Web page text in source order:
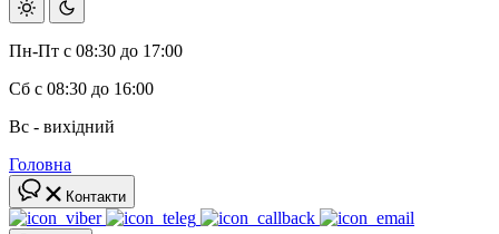
Пн-Пт с 08:30 до 17:00
Сб с 08:30 до 16:00
Вс - вихідний
Головна
Контакти